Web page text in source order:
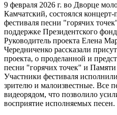
9 февраля 2026 г. во Дворце
Камчатский, состоялся
фестиваля песни "горячих
поддержке Президентского
Руководитель проекта Елена
Чередниченко рассказали
проекта, о проделанной и
песни "горячих точек" и
Участники фестиваля
зрителю и малоизвестные. Все
видеорядом, что позволило
восприятие исполняемых песен.